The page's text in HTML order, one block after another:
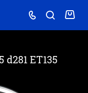
d281 ET135